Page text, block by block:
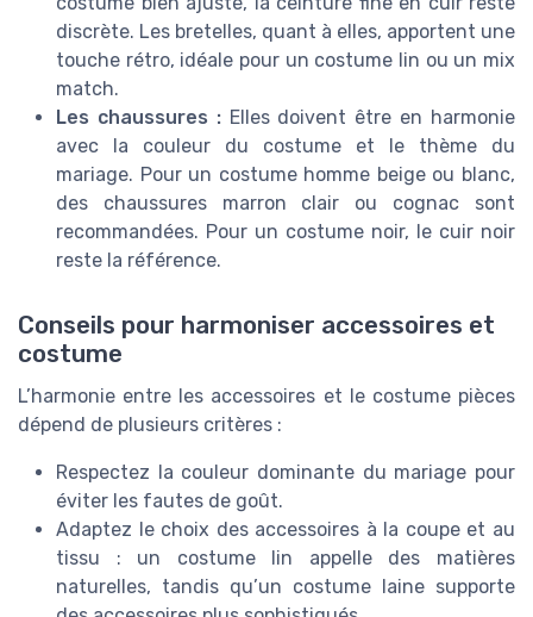
discrète. Les bretelles, quant à elles, apportent une
touche rétro, idéale pour un costume lin ou un mix
match.
Les chaussures :Elles doivent être en harmonie
avec la couleur du costume et le thème du
mariage. Pour un costume homme beige ou blanc,
des chaussures marron clair ou cognac sont
recommandées. Pour un costume noir, le cuir noir
reste la référence.
Conseils pour harmoniser accessoires et
costume
L’harmonie entre les accessoires et le costume pièces
dépend de plusieurs critères :
Respectez la couleur dominante du mariage pour
éviter les fautes de goût.
Adaptez le choix des accessoires à la coupe et au
tissu : un costume lin appelle des matières
naturelles, tandis qu’un costume laine supporte